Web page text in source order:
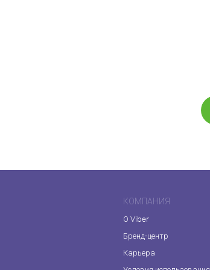
КОМПАНИЯ
О Viber
Бренд-центр
Карьера